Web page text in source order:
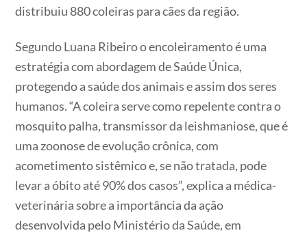
distribuiu 880 coleiras para cães da região.
Segundo Luana Ribeiro o encoleiramento é uma
estratégia com abordagem de Saúde Única,
protegendo a saúde dos animais e assim dos seres
humanos. “A coleira serve como repelente contra o
mosquito palha, transmissor da leishmaniose, que é
uma zoonose de evolução crônica, com
acometimento sistêmico e, se não tratada, pode
levar a óbito até 90% dos casos”, explica a médica-
veterinária sobre a importância da ação
desenvolvida pelo Ministério da Saúde, em